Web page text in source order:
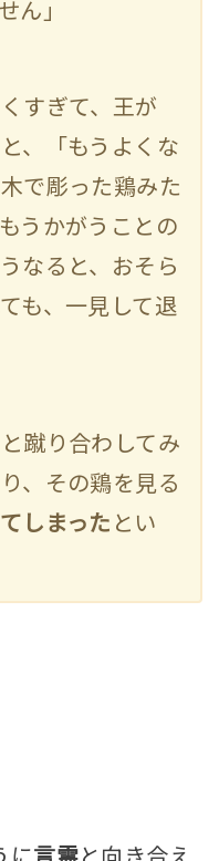
ん」
すぎて、王が
、「もうよくな
で彫った鶏みた
うかがうことの
なると、おそら
も、一見して退
蹴り合わしてみ
、その鶏を見る
しまった とい